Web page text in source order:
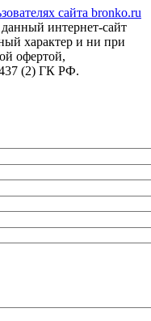
сайта bronko.ru
интернет-сайт
характер и ни при
офертой,
(2) ГК РФ.